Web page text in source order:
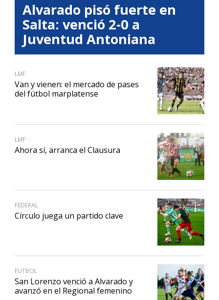
Alvarado pisó fuerte en
Salta: venció 2-0 a
Juventud Antoniana
LMF
Van y vienen: el mercado de pases
del fútbol marplatense
LMF
Ahora sí, arranca el Clausura
FEDERAL
Círculo juega un partido clave
FUTBOL
San Lorenzo venció a Alvarado y
avanzó en el Regional femenino